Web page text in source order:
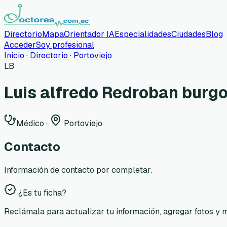
DirectorioMapaOrientador IAEspecialidadesCiudadesBlog
AccederSoy profesional
Inicio · Directorio · Portoviejo
LB
Luis alfredo Redroban
Médico · Portoviejo
Contacto
Información de contacto por completar.
¿Es tu ficha?
Reclámala para actualizar tu información, agregar fotos y